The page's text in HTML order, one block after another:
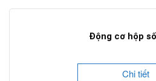
Động cơ hộp
Chi tiết